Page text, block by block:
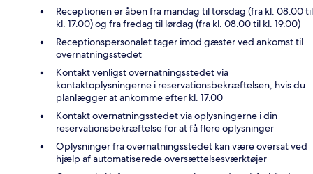
Receptionen er åben fra mandag til torsdag (fra kl. 08.00 til
kl. 17.00) og fra fredag til lørdag (fra kl. 08.00 til kl. 19.00)
Receptionspersonalet tager imod gæster ved ankomst til
overnatningsstedet
Kontakt venligst overnatningsstedet via
kontaktoplysningerne i reservationsbekræftelsen, hvis du
planlægger at ankomme efter kl. 17.00
Kontakt overnatningsstedet via oplysningerne i din
reservationsbekræftelse for at få flere oplysninger
Oplysninger fra overnatningsstedet kan være oversat ved
hjælp af automatiserede oversættelsesværktøjer